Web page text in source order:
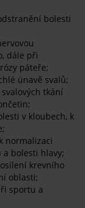
bolesti
dále při
páteře;
únavě svalů;
tkání
v kloubech, k
normalizaci
a bolesti hlavy;
krevního
oblasti;
sportu a